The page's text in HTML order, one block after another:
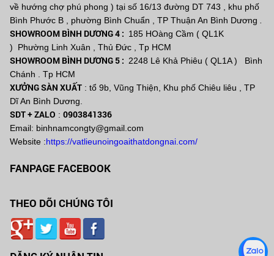
về hướng chợ phú phong ) tại số 16/13 đường DT 743 , khu phố
Bình Phước B , phường Bình Chuẩn , TP Thuận An Bình Dương
SHOWROOM BÌNH DƯƠNG 4 : 185 HOàng Cầm ( QL1K
) Phường Linh Xuân , Thủ Đức , Tp HCM
SHOWROOM BÌNH DƯƠNG 5 : 2248 Lê Khả Phiêu ( QL1A ) Bình
Chánh . Tp HCM
XƯỞNG SÀN XUẤT : tổ 9b, Vũng Thiện, Khu phố Chiêu liêu , TP
Dĩ An Bình Dương.
SDT + ZALO :0903841336
Email: binhnamcongty@gmail.com
Website :https://vatlieunoingoaithatdongnai.com/
FANPAGE FACEBOOK
THEO DÕI CHÚNG TÔI